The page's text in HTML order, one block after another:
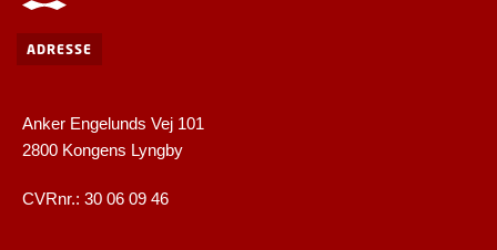
ADRESSE
Anker Engelunds Vej 101
2800 Kongens Lyngby
CVRnr.: 30 06 09 46